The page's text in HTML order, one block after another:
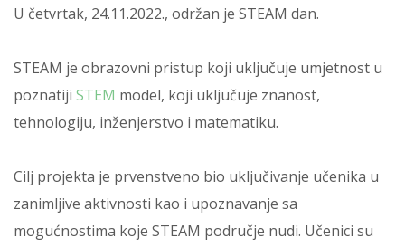
U četvrtak, 24.11.2022., održan je STEAM dan.
STEAM je obrazovni pristup koji uključuje umjetnost u
poznatiji STEM model, koji uključuje znanost,
tehnologiju, inženjerstvo i matematiku.
Cilj projekta je prvenstveno bio uključivanje učenika u
zanimljive aktivnosti kao i upoznavanje sa
mogućnostima koje STEAM područje nudi. Učenici su